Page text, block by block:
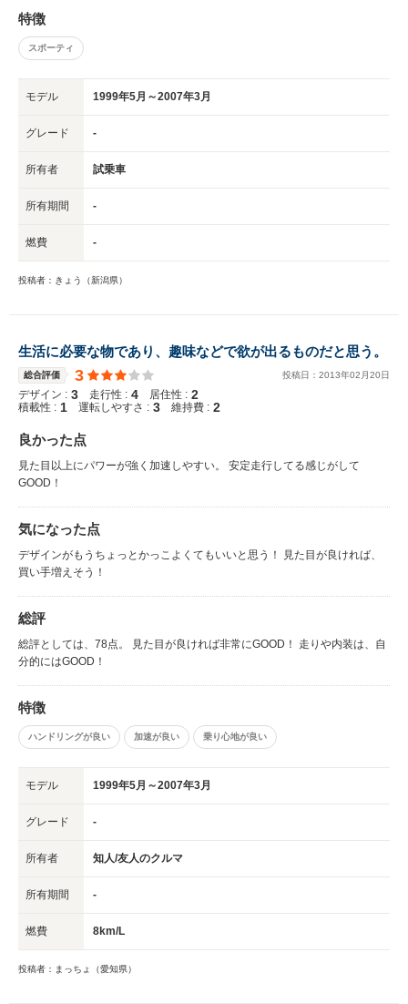
特徴
スポーティ
モデル 1999年5月～2007年3月
グレード -
所有者 試乗車
所有期間 -
燃費 -
投稿者：きょう（新潟県）
生活に必要な物であり、趣味などで欲が出るものだと思う。
総合評価 3 投稿日： 2013年02 月20日
デザイン : 3 走行性 : 4 居住性 : 2
積載性 : 1 運転しやすさ : 3 維持費 : 2
良かった点
見た目以上にパワーが強く加速しやすい。 安定走行してる感じがして
GOOD！
気になった点
デザインがもうちょっとかっこよくてもいいと思う！ 見た目が良ければ、
買い手増えそう！
総評
総評としては、78点。 見た目が良ければ非常にGOOD！ 走りや内装は、自
分的にはGOOD！
特徴
ハンドリングが良い 加速が良い 乗り心地が良い
モデル 1999年5月～2007年3月
グレード -
所有者 知人/友人のクルマ
所有期間 -
燃費 8km/L
投稿者：まっちょ（愛知県）